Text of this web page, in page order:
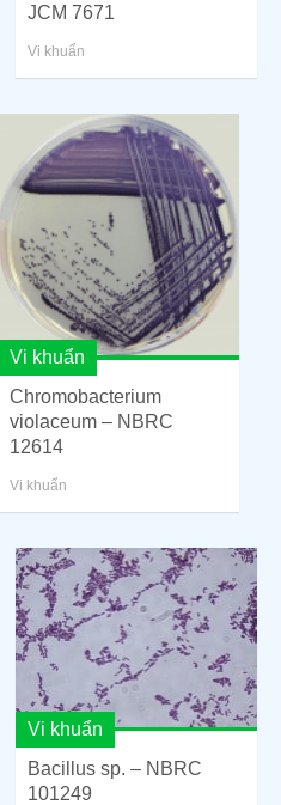
JCM 7671
Vi khuẩn
Vi khuẩn
Chromobacterium
violaceum – NBRC
12614
Vi khuẩn
Vi khuẩn
Bacillus sp. – NBRC
101249